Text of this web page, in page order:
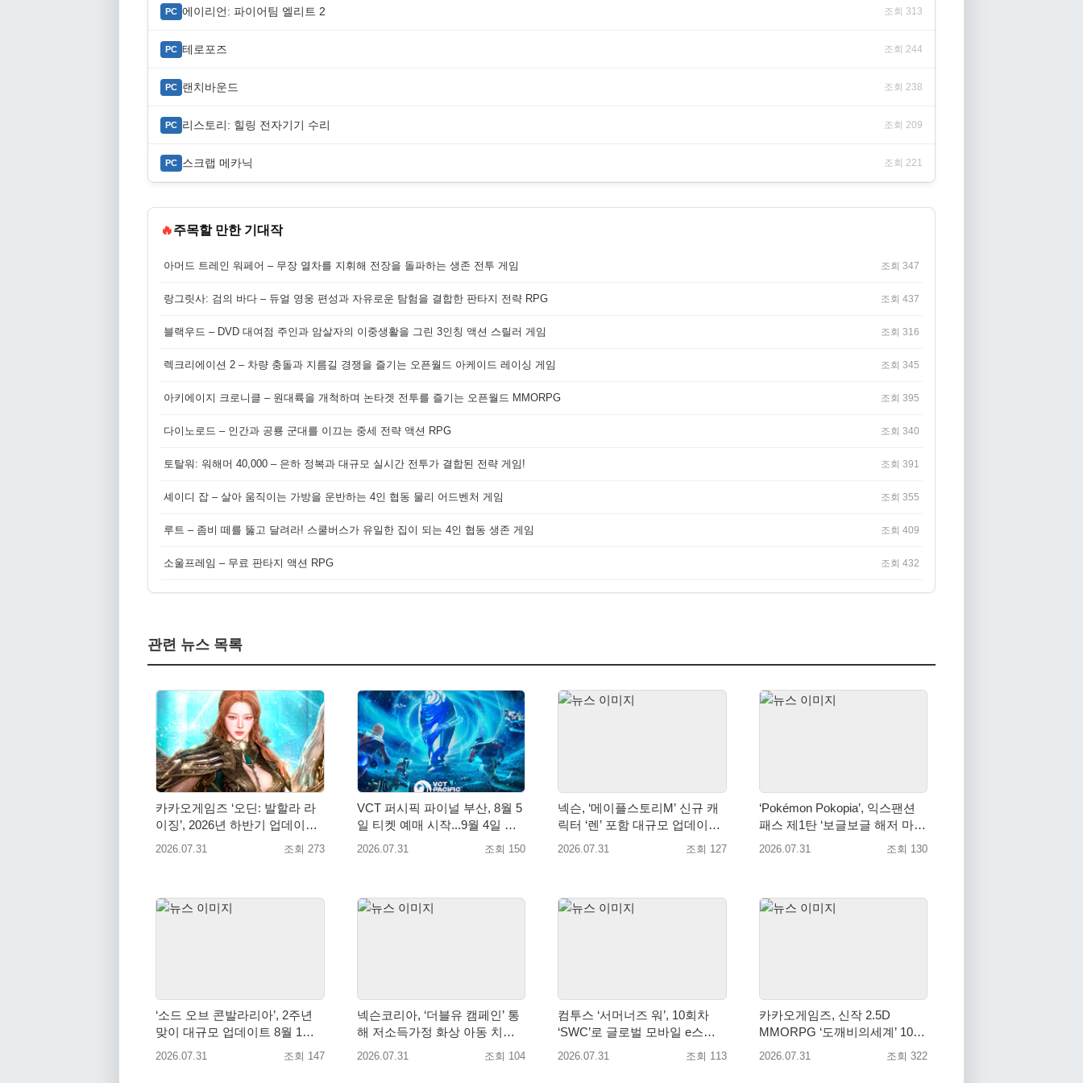
PC 에이리언: 파이어팀 엘리트 2 조회 313
PC 테로포즈 조회 244
PC 랜치바운드 조회 238
PC 리스토리: 힐링 전자기기 수리 조회 209
PC 스크랩 메카닉 조회 221
🔥주목할 만한 기대작
아머드 트레인 워페어 – 무장 열차를 지휘해 전장을 돌파하는 생존 전투 게임 조회 347
랑그릿사: 검의 바다 – 듀얼 영웅 편성과 자유로운 탐험을 결합한 판타지 전략 RPG 조회 437
블랙우드 – DVD 대여점 주인과 암살자의 이중생활을 그린 3인칭 액션 스릴러 게임 조회 316
렉크리에이션 2 – 차량 충돌과 지름길 경쟁을 즐기는 오픈월드 아케이드 레이싱 게임 조회 345
아키에이지 크로니클 – 원대륙을 개척하며 논타겟 전투를 즐기는 오픈월드 MMORPG 조회 395
다이노로드 – 인간과 공룡 군대를 이끄는 중세 전략 액션 RPG 조회 340
토탈워: 워해머 40,000 – 은하 정복과 대규모 실시간 전투가 결합된 전략 게임! 조회 391
셰이디 잡 – 살아 움직이는 가방을 운반하는 4인 협동 물리 어드벤처 게임 조회 355
루트 – 좀비 떼를 뚫고 달려라! 스쿨버스가 유일한 집이 되는 4인 협동 생존 게임 조회 409
소울프레임 – 무료 판타지 액션 RPG 조회 432
관련 뉴스 목록
카카오게임즈 ‘오딘: 발할라 라
이징’, 2026년 하반기 업데이트
미리보기 공개
2026.07.31 조회 273
VCT 퍼시픽 파이널 부산, 8월 5
일 티켓 예매 시작...9월 4일 사
직실내체육관서 개최
2026.07.31 조회 150
넥슨, ‘메이플스토리M’ 신규 캐
릭터 ‘렌’ 포함 대규모 업데이트
적용
2026.07.31 조회 127
‘Pokémon Pokopia’, 익스팬션
패스 제1탄 ‘보글보글 해저 마
을’ 오는 8월 5일 배포
2026.07.31 조회 130
‘소드 오브 콘발라리아’, 2주년
맞이 대규모 업데이트 8월 1일
진행
2026.07.31 조회 147
넥슨코리아, ‘더블유 캠페인’ 통
해 저소득가정 화상 아동 치료
비 8,800만원 전달
2026.07.31 조회 104
컴투스 ‘서머너즈 워’, 10회차
‘SWC’로 글로벌 모바일 e스포
츠 새 지평 열다
2026.07.31 조회 113
카카오게임즈, 신작 2.5D
MMORPG ‘도깨비의세계’ 10월
출시 확정… 대표 일러스트 첫
2026.07.31 조회 322